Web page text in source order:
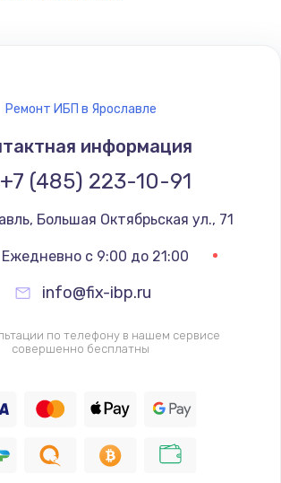
Замена термостата
1200 руб.
Заказать
Замена реле
700 руб.
Замена ТЭНа
2500 руб.
Ремонт ИБП в Ярославле
информация
+7 (485) 223-10-91
, Большая Октябрьская ул., 71
Ежедневно с 9:00 до 21:00
info@fix-ibp.ru
по телефону в нашем сервисе
совершенно бесплатны